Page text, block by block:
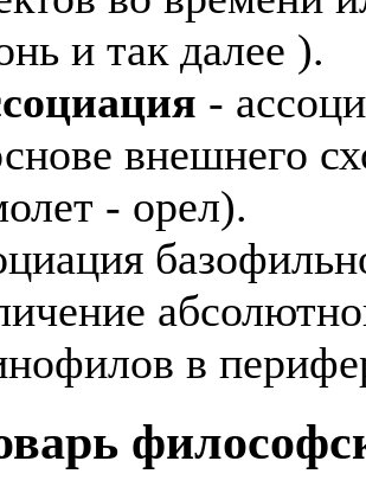
и так далее ).
-
внешнего
- орел).
в